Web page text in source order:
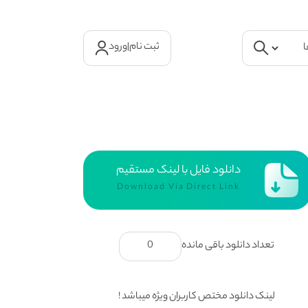
ثبت نام|ورود
دانلود فایل با لینک مستقیم
Download Via Direct Link
تعداد دانلود باقی مانده 0
لینک دانلود مختص کاربران ویژه میباشد !